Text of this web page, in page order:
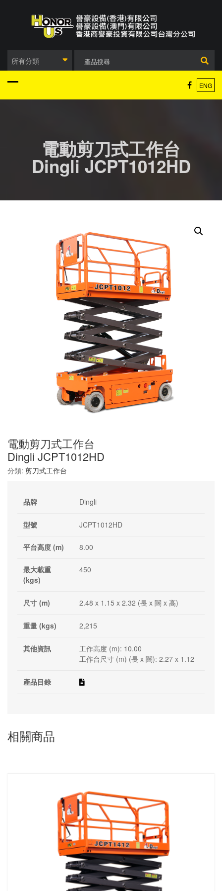
所有分類
ENG
電動剪刀式工作台
Dingli JCPT1012HD
電動剪刀式工作台
Dingli JCPT1012HD
分類: 剪刀式工作台
品牌 Dingli
型號 JCPT1012HD
平台高度 (m) 8.00
最大載重
(kgs)
450
尺寸 (m) 2.48 x 1.15 x 2.32 (長 x 闊 x 高)
重量 (kgs) 2,215
其他資訊
工作高度 (m): 10.00
工作台尺寸 (m) (長 x 闊): 2.27 x 1.12
產品目錄
相關商品